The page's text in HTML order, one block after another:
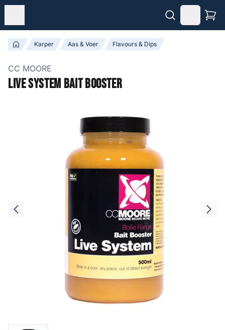
Karper Aas & Voer Flavours & Dips
CC MOORE
Live System Bait Booster